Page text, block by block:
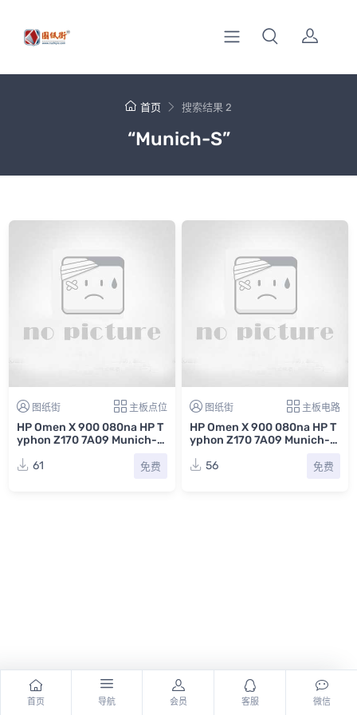
首页 搜索结果 2
“Munich-S”
图纸街 主板点位
HP Omen X 900 080na HP T
yphon Z170 7A09 Munich-S
61
免费
图纸街 主板电路
HP Omen X 900 080na HP T
yphon Z170 7A09 Munich-S
56
免费
首页 导航 会员 客服 微信